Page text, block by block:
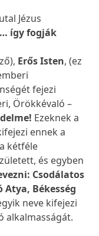
Jézus
így fogják
Erős Isten, (ez
fejezi
Örökkévaló –
Ezeknek a
ennek a
kétféle
és egyben
Csodálatos
Atya, Békesség
neve kifejezi
alkalmasságát.